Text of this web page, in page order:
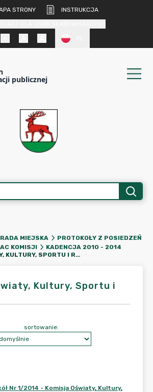
STRONY
INSTRUKCJA
publicznej
RADA MIEJSKA
PROTOKOŁY Z POSIEDZEŃ
KOMISJI
KADENCJA 2010 - 2014
KOMISJA OŚWIATY, KULTURY, SPORTU I REKREACJI
Kultury, Sportu i
sortowanie:
Nr 1/2014 - Komisja Oświaty, Kultury,